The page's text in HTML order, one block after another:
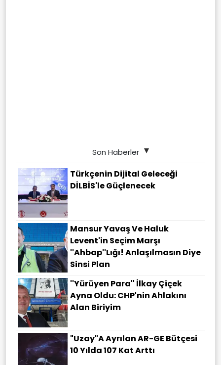
Son Haberler
Türkçenin Dijital Geleceği
DİLBİS'le Güçlenecek
Mansur Yavaş Ve Haluk
Levent'in Seçim Marşı
''Ahbap''lığı! Anlaşılmasın Diye
Sinsi Plan
''Yürüyen Para'' İlkay Çiçek
Ayna Oldu: CHP'nin Ahlakını
Alan Biriyim
"Uzay"a Ayrılan AR-GE Bütçesi
10 Yılda 107 Kat Arttı